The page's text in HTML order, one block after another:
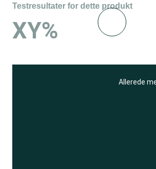
Testresultater for dette produkt
XY%
Allerede